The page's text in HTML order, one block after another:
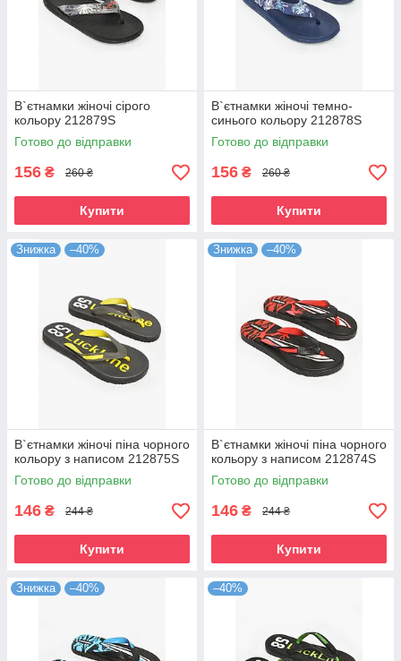
В`єтнамки жіночі сірого
кольору 212879S
Готово до відправки
156 ₴ 260 ₴
Купити
В`єтнамки жіночі темно-
синього кольору 212878S
Готово до відправки
156 ₴ 260 ₴
Купити
Знижка –40%
В`єтнамки жіночі піна чорного
кольору з написом 212875S
Готово до відправки
146 ₴ 244 ₴
Купити
Знижка –40%
В`єтнамки жіночі піна чорного
кольору з написом 212874S
Готово до відправки
146 ₴ 244 ₴
Купити
Знижка –40% –40%